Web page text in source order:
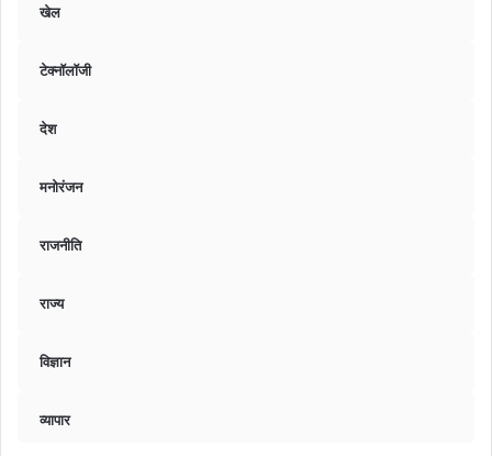
खेल
टेक्नॉलॉजी
देश
मनोरंजन
राजनीति
राज्य
विज्ञान
व्यापार